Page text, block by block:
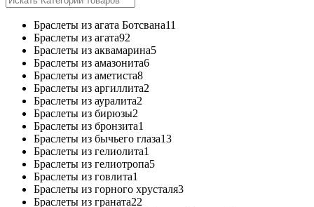
Браслеты из агата Ботсвана11
Браслеты из агата92
Браслеты из аквамарина5
Браслеты из амазонита6
Браслеты из аметиста8
Браслеты из аргиллита2
Браслеты из ауралита2
Браслеты из бирюзы2
Браслеты из бронзита1
Браслеты из бычьего глаза13
Браслеты из гелиолита1
Браслеты из гелиотропа5
Браслеты из говлита1
Браслеты из горного хрусталя3
Браслеты из граната22